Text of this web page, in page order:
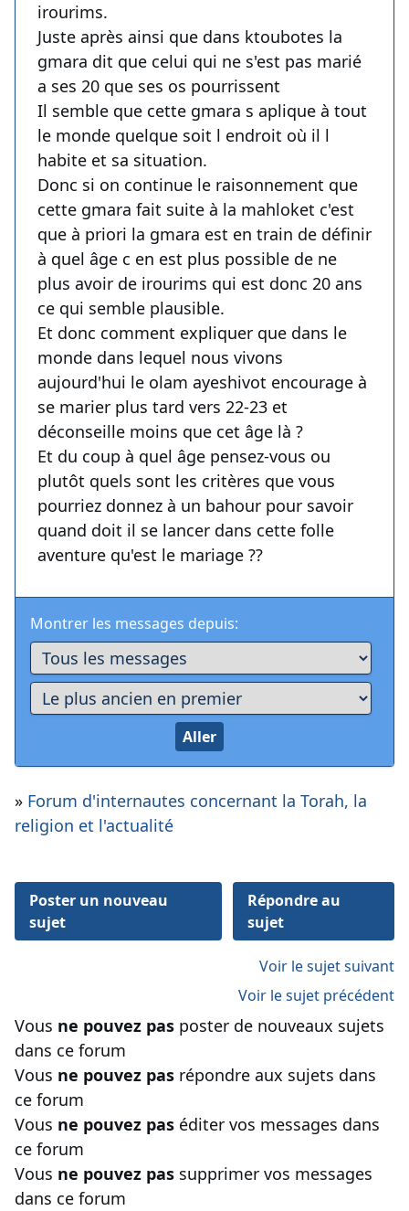
irourims.
Juste après ainsi que dans ktoubotes la
gmara dit que celui qui ne s'est pas marié
a ses 20 que ses os pourrissent
Il semble que cette gmara s aplique à tout
le monde quelque soit l endroit où il l
habite et sa situation.
Donc si on continue le raisonnement que
cette gmara fait suite à la mahloket c'est
que à priori la gmara est en train de définir
à quel âge c en est plus possible de ne
plus avoir de irourims qui est donc 20 ans
ce qui semble plausible.
Et donc comment expliquer que dans le
monde dans lequel nous vivons
aujourd'hui le olam ayeshivot encourage à
se marier plus tard vers 22-23 et
déconseille moins que cet âge là ?
Et du coup à quel âge pensez-vous ou
plutôt quels sont les critères que vous
pourriez donnez à un bahour pour savoir
quand doit il se lancer dans cette folle
aventure qu'est le mariage ??
Montrer les messages depuis:
» Forum d'internautes concernant la Torah, la
religion et l'actualité
Poster un nouveau
sujet
Répondre au
sujet
Voir le sujet suivant
Voir le sujet précédent
Vous ne pouvez pas poster de nouveaux sujets
dans ce forum
Vous ne pouvez pas répondre aux sujets dans
ce forum
Vous ne pouvez pas éditer vos messages dans
ce forum
Vous ne pouvez pas supprimer vos messages
dans ce forum